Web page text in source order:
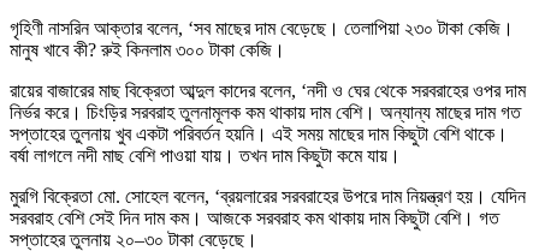
গৃহিণী নাসরিন আক্তার বলেন, ‘সব মাছের দাম বেড়েছে। তেলাপিয়া ২৩০ টাকা কেজি।
মানুষ খাবে কী? রুই কিনলাম ৩০০ টাকা কেজি।
রায়ের বাজারের মাছ বিক্রেতা আব্দুল কাদের বলেন, ‘নদী ও ঘের থেকে সরবরাহের ওপর দাম
নির্ভর করে। চিংড়ির সরবরাহ তুলনামূলক কম থাকায় দাম বেশি। অন্যান্য মাছের দাম গত
সপ্তাহের তুলনায় খুব একটা পরিবর্তন হয়নি। এই সময় মাছের দাম কিছুটা বেশি থাকে।
বর্ষা লাগলে নদী মাছ বেশি পাওয়া যায়। তখন দাম কিছুটা কমে যায়।
মুরগি বিক্রেতা মো. সোহেল বলেন, ‘ব্রয়লারের সরবরাহের উপরে দাম নিয়ন্ত্রণ হয়। যেদিন
সরবরাহ বেশি সেই দিন দাম কম। আজকে সরবরাহ কম থাকায় দাম কিছুটা বেশি। গত
সপ্তাহের তুলনায় ২০–৩০ টাকা বেড়েছে।